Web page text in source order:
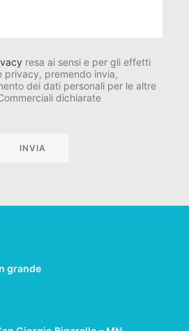
resa ai sensi e per gli effetti
privacy, premendo invia,
dei dati personali per le altre
dichiarate
grande